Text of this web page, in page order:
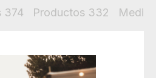
374 Productos 332